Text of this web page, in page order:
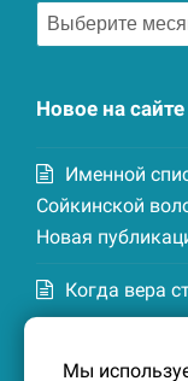
Архив
записей
Новое на сайте
Именной
Сойкинской
Новая
Когда вера
Котельской
Мы